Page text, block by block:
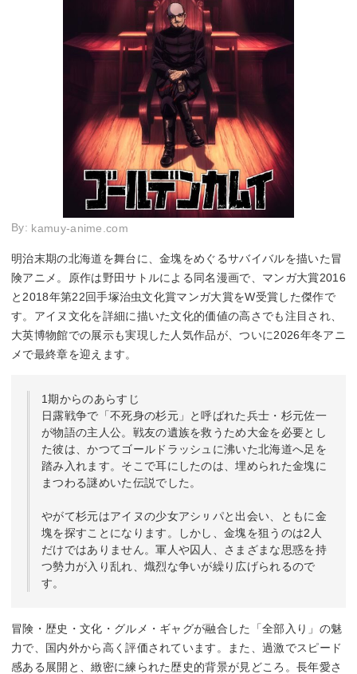
By: kamuy-anime.com
明治末期の北海道を舞台に、金塊をめぐるサバイバルを描いた冒
険アニメ。原作は野田サトルによる同名漫画で、マンガ大賞2016
と2018年第22回手塚治虫文化賞マンガ大賞をW受賞した傑作で
す。アイヌ文化を詳細に描いた文化的価値の高さでも注目され、
大英博物館での展示も実現した人気作品が、ついに2026年冬アニ
メで最終章を迎えます。
1期からのあらすじ
日露戦争で「不死身の杉元」と呼ばれた兵士・杉元佐一
が物語の主人公。戦友の遺族を救うため大金を必要とし
た彼は、かつてゴールドラッシュに沸いた北海道へ足を
踏み入れます。そこで耳にしたのは、埋められた金塊に
まつわる謎めいた伝説でした。
やがて杉元はアイヌの少女アシㇼパと出会い、ともに金
塊を探すことになります。しかし、金塊を狙うのは2人
だけではありません。軍人や囚人、さまざまな思惑を持
つ勢力が入り乱れ、熾烈な争いが繰り広げられるので
す。
冒険・歴史・文化・グルメ・ギャグが融合した「全部入り」の魅
力で、国内外から高く評価されています。また、過激でスピード
感ある展開と、緻密に練られた歴史的背景が見どころ。長年愛さ